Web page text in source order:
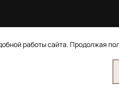
работы сайта. Продолжая